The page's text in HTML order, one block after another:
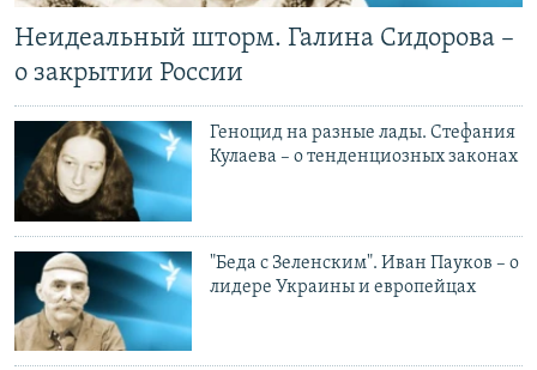
Неидеальный шторм. Галина Сидорова –
о закрытии России
Геноцид на разные лады. Стефания
Кулаева – о тенденциозных законах
"Беда с Зеленским". Иван Пауков – о
лидере Украины и европейцах